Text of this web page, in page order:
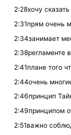
2:28хочу
2:31прям очень
2:34занимает
2:38регламенте
2:41плане того
2:44очень
2:46принцип
2:49принципом
2:51важно